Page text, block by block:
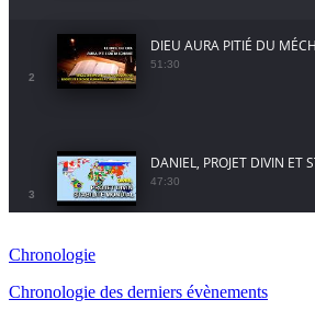
2
DIEU AURA PITIÉ DU
51:30
3
DANIEL, PROJET DIVIN ET
47:30
42:43
Chronologie
Chronologie des derniers évènements